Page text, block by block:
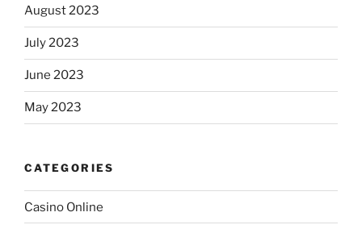
August 2023
July 2023
June 2023
May 2023
CATEGORIES
Casino Online